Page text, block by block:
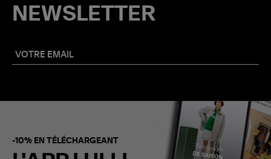
NEWSLETTER
-10% EN TÉLÉCHARGEANT